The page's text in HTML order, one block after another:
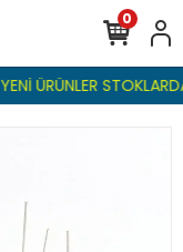
YENİ ÜRÜNLER
0